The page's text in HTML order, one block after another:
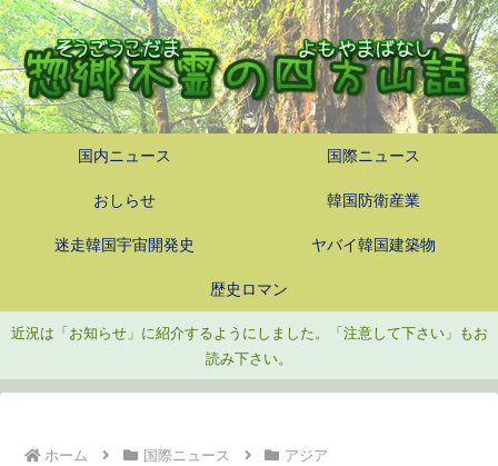
国内ニュース 国際ニュース
おしらせ 韓国防衛産業
迷走韓国宇宙開発史 ヤバイ韓国建築物
歴史ロマン
近況は「お知らせ」に紹介するようにしました。「注意して下さい」もお
読み下さい。
ホーム 国際ニュース アジア